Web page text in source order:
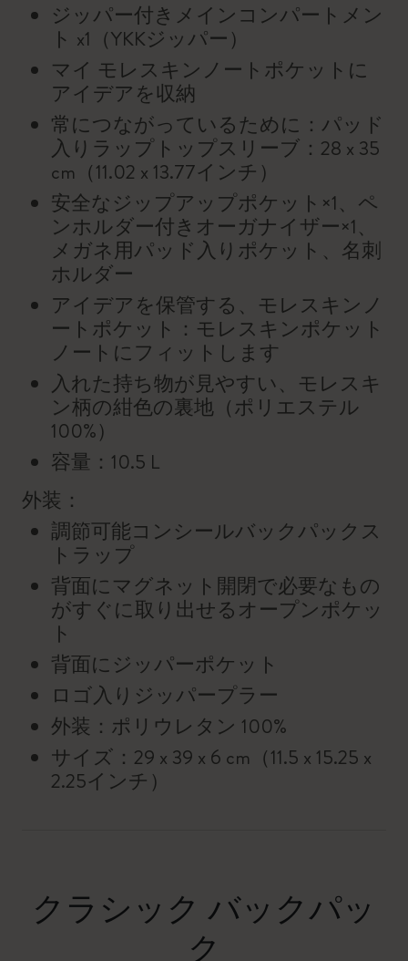
ジッパー付きメインコンパートメン
ト x1（YKKジッパー）
マイ モレスキンノートポケットに
アイデアを収納
常につながっているために：パッド
入りラップトップスリーブ：28 x 35
cm（11.02 x 13.77インチ）
安全なジップアップポケット×1、ペ
ンホルダー付きオーガナイザー×1、
メガネ用パッド入りポケット、名刺
ホルダー
アイデアを保管する、モレスキンノ
ートポケット：モレスキンポケット
ノートにフィットします
入れた持ち物が見やすい、モレスキ
ン柄の紺色の裏地（ポリエステル
100%）
容量：10.5 L
外装：
調節可能コンシールバックパックス
トラップ
背面にマグネット開閉で必要なもの
がすぐに取り出せるオープンポケッ
ト
背面にジッパーポケット
ロゴ入りジッパープラー
外装：ポリウレタン 100%
サイズ：29 x 39 x 6 cm（11.5 x 15.25 x
2.25インチ）
クラシック バックパッ
ク